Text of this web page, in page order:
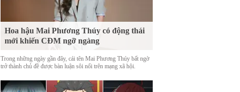
Hoa hậu Mai Phương Thúy có động thái
mới khiến CĐM ngỡ ngàng
Trong những ngày gần đây, cái tên Mai Phương Thúy bất ngờ
trở thành chủ đề được bàn luận sôi nổi trên mạng xã hội.